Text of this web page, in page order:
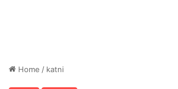
Home / katni